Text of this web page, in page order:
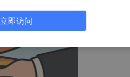
立即访问